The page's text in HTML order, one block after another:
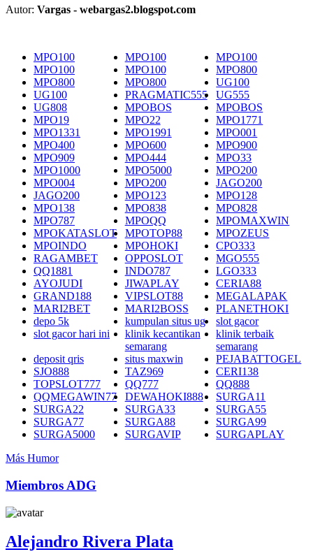
Autor: Vargas - webargas2.blogspot.com
MPO100 MPO100
MPO100
MPO100
MPO100
MPO800
MPO800
MPO800
UG100
UG100
PRAGMATIC555
UG555
UG808
MPOBOS
MPOBOS
MPO19
MPO22
MPO1771
MPO1331
MPO1991
MPO001
MPO400
MPO600
MPO900
MPO909
MPO444
MPO33
MPO1000
MPO5000
MPO200
MPO004
MPO200
JAGO200
JAGO200
MPO123
MPO128
MPO138
MPO838
MPO828
MPO787
MPOQQ
MPOMAXWIN
MPOKATASLOT
MPOTOP88
MPOZEUS
MPOINDO
MPOHOKI
CPO333
RAGAMBET
OPPOSLOT
MGO555
QQ1881
INDO787
LGO333
AYOJUDI
JIWAPLAY
CERIA88
GRAND188
VIPSLOT88
MEGALAPAK
MARI2BET
MARI2BOSS
PLANETHOKI
depo 5k
kumpulan situs ug
slot gacor
slot gacor hari ini
klinik kecantikan
semarang
klinik terbaik
semarang
deposit qris
situs maxwin
PEJABATTOGEL
SJO888
TAZ969
CERI138
TOPSLOT777
QQ777
QQ888
QQMEGAWIN77
DEWAHOKI888
SURGA11
SURGA22
SURGA33
SURGA55
SURGA77
SURGA88
SURGA99
SURGA5000
SURGAVIP
SURGAPLAY
Más Humor
Miembros ADG
Alejandro Rivera Plata